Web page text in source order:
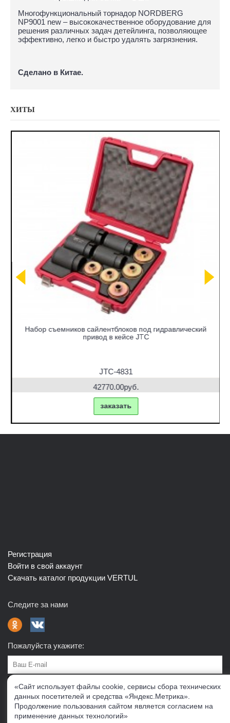
Многофункциональный торнадор NORDBERG
NP9001 new – высококачественное оборудование для
решения различных задач детейлинга, позволяющее
эффективно, легко и быстро удалять загрязнения.
Сделано в Китае.
ХИТЫ
Набор съемников сайлентблоков под гидравлический
привод в кейсе JTC
JTC-4831
42770.00руб.
заказать
Регистрация
Войти в свой аккаунт
Скачать каталог продукции VERTUL
Следите за нами
Пожалуйста укажите:
Подписаться
О нас Доставка Контакты
«Сайт использует файлы cookie, сервисы сбора технических
данных посетителей и средства «Яндекс.Метрика».
Продолжение пользования сайтом является согласием на
применение данных технологий»